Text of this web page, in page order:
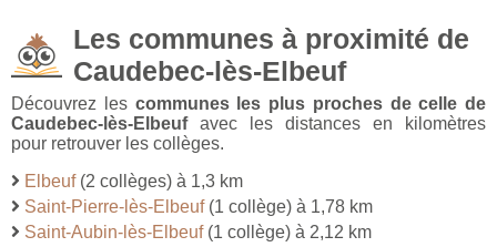
Les communes à proximité de
Caudebec-lès-Elbeuf
Découvrez les communes les plus proches de celle de
Caudebec-lès-Elbeufavec les distances en kilomètres
pour retrouver les collèges.
Elbeuf(2 collèges) à 1,3 km
Saint-Pierre-lès-Elbeuf(1 collège) à 1,78 km
Saint-Aubin-lès-Elbeuf(1 collège) à 2,12 km